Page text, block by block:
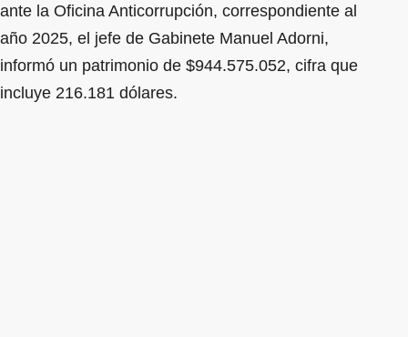
ante la Oficina Anticorrupción, correspondiente al
año 2025, el jefe de Gabinete Manuel Adorni,
informó un patrimonio de $944.575.052, cifra que
incluye 216.181 dólares.